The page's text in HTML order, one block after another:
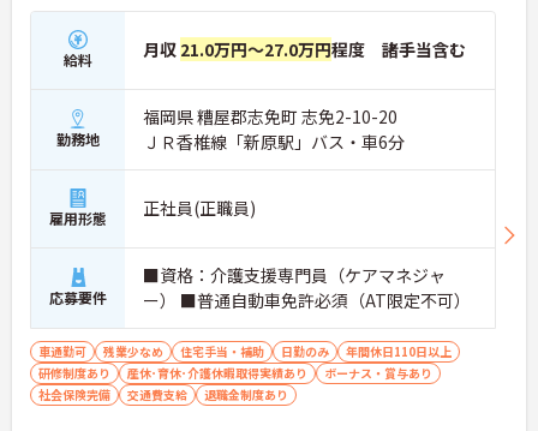
給料 月収 21.0万円～27.0万円程度 諸手当含む
勤務地
福岡県 糟屋郡志免町 志免2-10-20
ＪＲ香椎線「新原駅」バス・車6分
雇用形態 正社員(正職員)
応募要件
■資格：介護支援専門員（ケアマネジャ
ー） ■普通自動車免許必須（AT限定不可）
車通勤可 残業少なめ 住宅手当・補助 日勤のみ
年間休日110日以上
研修制度あり
産休･育休･介護休暇取得実績あり
ボーナス・賞与あり
社会保険完備
交通費支給 退職金制度あり